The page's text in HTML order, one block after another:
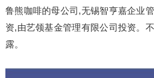
鲁熊咖啡的母公司,无锡智亨嘉企业
资,由艺领基金管理有限公司投资。
露。